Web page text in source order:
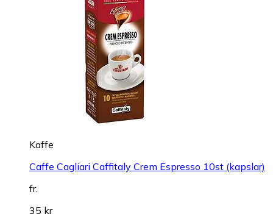
Kaffe
Caffe Cagliari Caffitaly Crem Espresso 10st (kapslar)
fr.
35 kr